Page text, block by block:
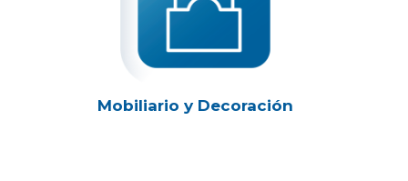
Mobiliario y Decoración